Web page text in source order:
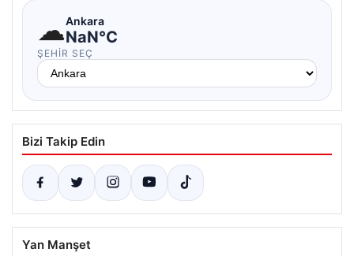
☁Ankara
NaN°C
ŞEHIR SEÇ
Bizi Takip Edin
Yan Manşet